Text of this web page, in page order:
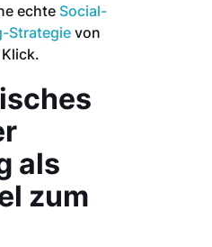
echte Social-
Strategie von
als
zum